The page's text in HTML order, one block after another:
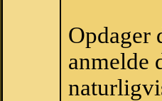
Opdager
anmelde